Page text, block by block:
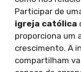
Participar de
igreja católica
proporciona um
crescimento. A
compartilham